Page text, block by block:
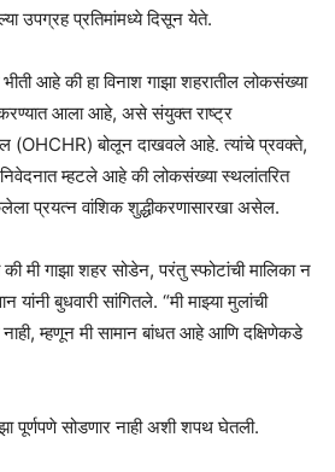
उपग्रह प्रतिमांमध्ये दिसून येते.
आहे की हा विनाश गाझा शहरातील लोकसंख्या
करण्यात आला आहे, असे संयुक्त राष्ट्र
(OHCHR) बोलून दाखवले आहे. त्यांचे प्रवक्ते,
म्हटले आहे की लोकसंख्या स्थलांतरित
प्रयत्न वांशिक शुद्धीकरणासारखा असेल.
की मी गाझा शहर सोडेन, परंतु स्फोटांची मालिका न
बुधवारी सांगितले. “मी माझ्या मुलांची
म्हणून मी सामान बांधत आहे आणि दक्षिणेकडे
पूर्णपणे सोडणार नाही अशी शपथ घेतली.